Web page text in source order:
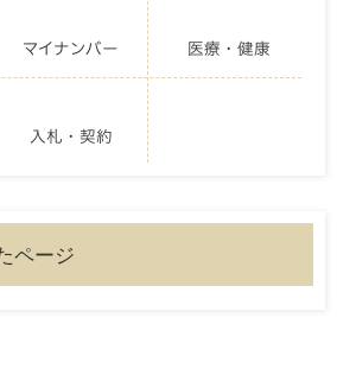
マイナンバー 医療・健康
入札・契約
ページ